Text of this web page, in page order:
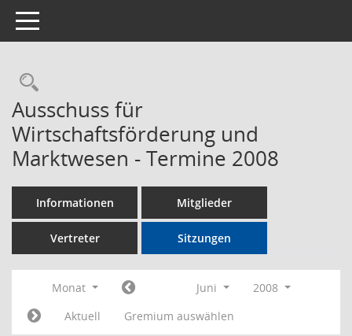
Toggle navigation
Rechercheauswahl
Ausschuss für
Wirtschaftsförderung und
Marktwesen - Termine 2008
Informationen Mitglieder
Vertreter Sitzungen
Monat Juni
2008
Aktuell
Gremium auswählen